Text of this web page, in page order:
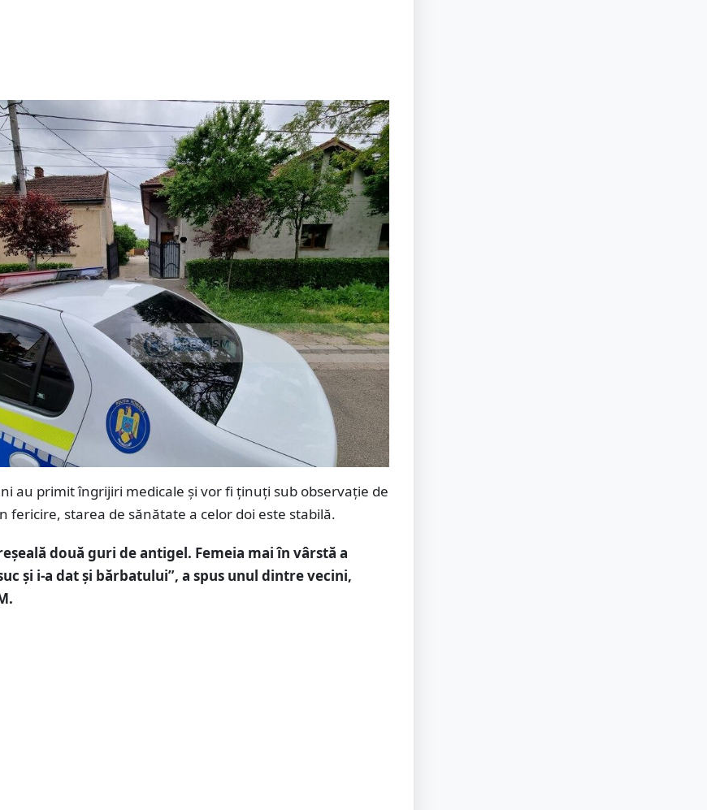
au primit îngrijiri medicale și vor fi ținuți sub observație de
fericire, starea de sănătate a celor doi este stabilă.
două guri de antigel. Femeia mai în vârstă a
și i-a dat și bărbatului”, a spus unul dintre vecini,